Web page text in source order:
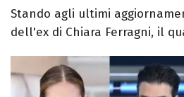
Stando agli ultimi
dell'ex di Chiara Ferragni, il